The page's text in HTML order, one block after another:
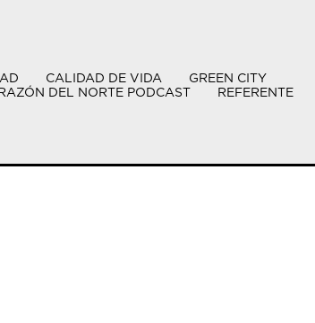
CALIDAD DE VIDA
GREEN CITY
DEL NORTE PODCAST REFERENTE